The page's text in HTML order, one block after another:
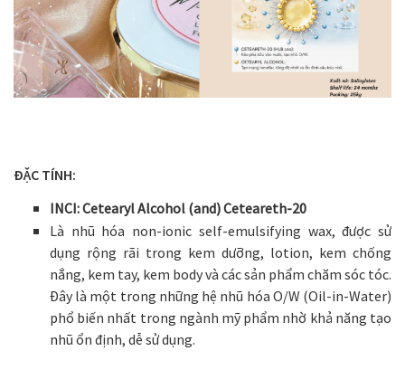
ĐẶC TÍNH:
INCI: Cetearyl Alcohol (and) Ceteareth-20
Là nhũ hóa non-ionic self-emulsifying wax, được sử
dụng rộng rãi trong kem dưỡng, lotion, kem chống
nắng, kem tay, kem body và các sản phẩm chăm sóc tóc.
Đây là một trong những hệ nhũ hóa O/W (Oil-in-Water)
phổ biến nhất trong ngành mỹ phẩm nhờ khả năng tạo
nhũ ổn định, dễ sử dụng.